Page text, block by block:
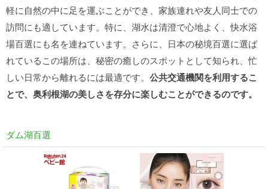
軽に自然の中に足を運ぶことができ、家族連れや友人同士での
訪問にも適しています。特に、湖水は清澄で心地よく、快水浴
場百選にも名を連ねています。さらに、日本の秘境百選に選ば
れているこの場所は、秘密の癒しのスポットとして知られ、忙
しい日常から離れるには最適です。 公共交通機関を利用するこ
とで、奥利根湖の美しさを存分に楽しむことができるのです。
ダム湖百選